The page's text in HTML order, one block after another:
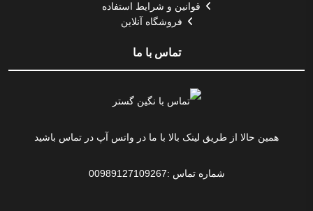
قوانین و شرایط استفاده
فروشگاه آنلاین
تماس با ما
همین حالا از طریق لینک بالا با ما در واتس آپ در تماس باشید
شماره تماس :00989127109267